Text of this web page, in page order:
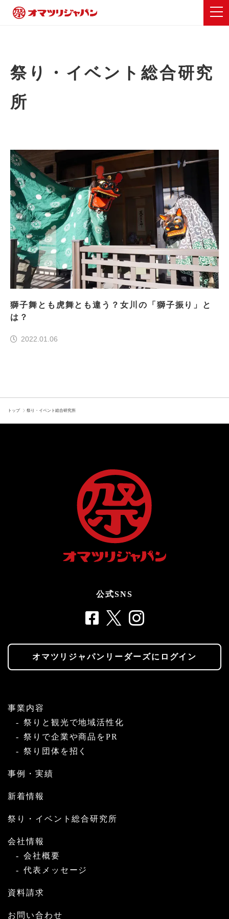
祭り・イベント総合研究
所
獅子舞とも虎舞とも違う？女川の「獅子振り」と
は？
2022.01.06
トップ 祭り・イベント総合研究所
公式SNS
オマツリジャパンリーダーズにログイン
事業内容
祭りと観光で地域活性化
祭りで企業や商品をPR
祭り団体を招く
事例・実績
新着情報
祭り・イベント総合研究所
会社情報
会社概要
代表メッセージ
資料請求
お問い合わせ